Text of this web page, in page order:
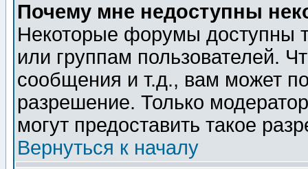
Почему мне недоступны
Некоторые форумы доступны
или группам пользователей.
сообщения и т.д., вам может
разрешение. Только
могут предоставить такое
Вернуться к началу